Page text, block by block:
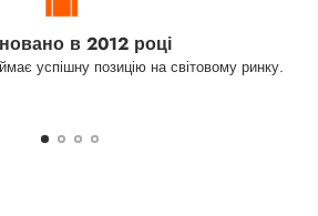
в 2012 році
успішну позицію на світовому ринку.